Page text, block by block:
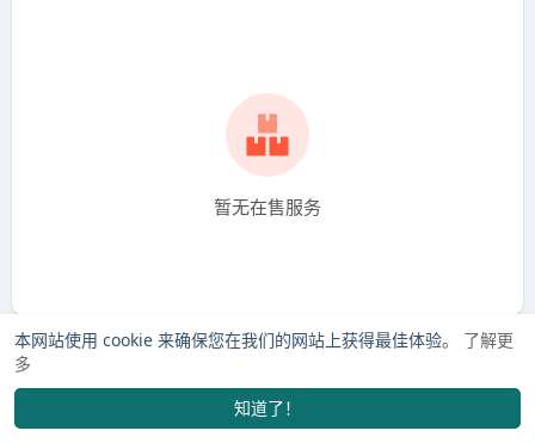
本网站使用 cookie 来确保您在我们的网站上获得最佳体验。 了解更
多
知道了！
暂无在售服务
发布